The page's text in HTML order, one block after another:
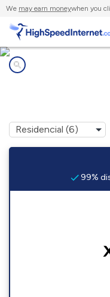
We may earn moneywhen you
99%